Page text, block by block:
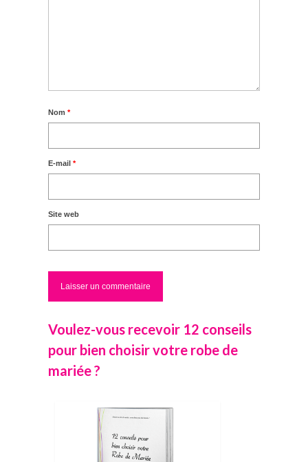
Nom *
E-mail *
Site web
Voulez-vous recevoir 12 conseils
pour bien choisir votre robe de
mariée ?